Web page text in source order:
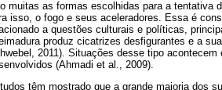
muitas as formas escolhidas para a tentativa
isso, o fogo e seus aceleradores. Essa é
a questões culturais e políticas,
produz cicatrizes desfigurantes e a
2011). Situações desse tipo
(Ahmadi et al., 2009).
têm mostrado que a grande maioria dos